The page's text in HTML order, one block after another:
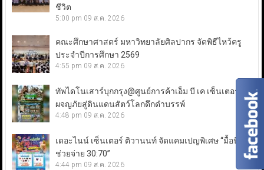
ชีวิต
5:00 pm 09 ส.ค. 2026
คณะศึกษาศาสตร์ มหาวิทยาลัยศิลปากร จัดพิธีไหว้ครู
ประจำปีการศึกษา 2569
4:55 pm 09 ส.ค. 2026
ทัพไดโนเสาร์บุกกรุง@ศูนย์การค้าเอ็ม บี เค เซ็นเตอร์
ผจญภัยสู่ดินแดนสัตว์โลกดึกดำบรรพ์
4:48 pm 09 ส.ค. 2026
เดอะไนน์ เซ็นเตอร์ ติวานนท์ จัดแคมเปญพิเศษ “มื้อนี้เรา
ช่วยจ่าย 30:70”
4:44 pm 09 ส.ค. 2026